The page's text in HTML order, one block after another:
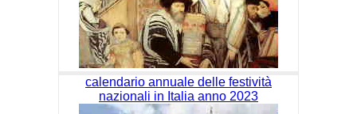
calendario annuale delle festività
nazionali in Italia anno 2023